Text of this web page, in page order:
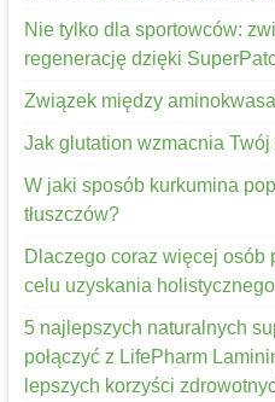
Nie tylko dla sportowców:
regenerację dzięki
Związek między
Jak glutation wzmacnia Twój
W jaki sposób kurkumina
tłuszczów?
Dlaczego coraz więcej osób
celu uzyskania
5 najlepszych naturalnych
połączyć z LifePharm
lepszych korzyści